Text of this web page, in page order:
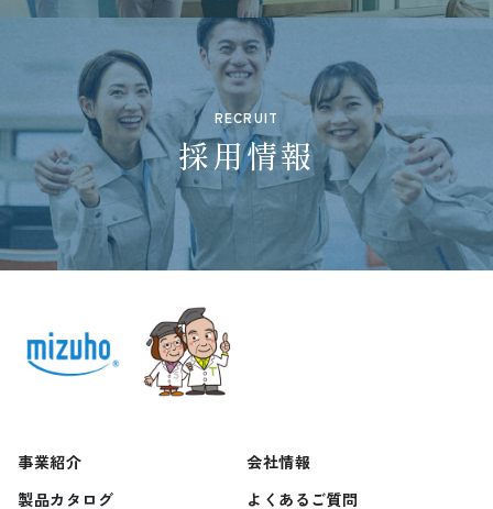
RECRUIT
採用情報
事業紹介
会社情報
製品カタログ
よくあるご質問